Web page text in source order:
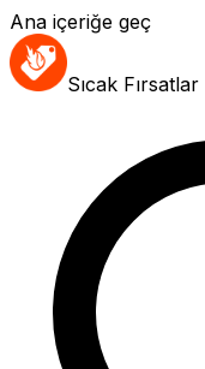
Ana içeriğe geç
Sıcak Fırsatlar